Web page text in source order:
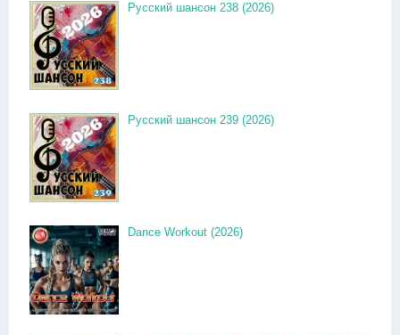
Русский шансон 238 (2026)
Русский шансон 239 (2026)
Dance Workout (2026)